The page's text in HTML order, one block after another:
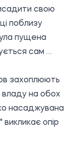
свою
поблизу
пущена
сам …
захоплюють
владу на обох
насаджувана
викликає опір